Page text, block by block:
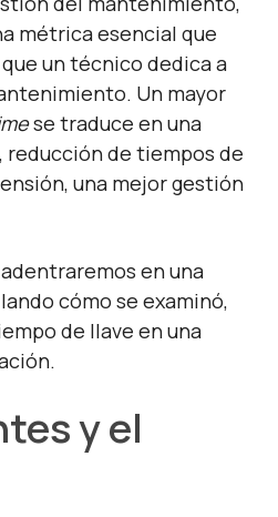
métrica esencial que
un técnico dedica a
Un mayor
se traduce en una
reducción de tiempos de
una mejor gestión
en una
cómo se examinó,
de llave en una
y el